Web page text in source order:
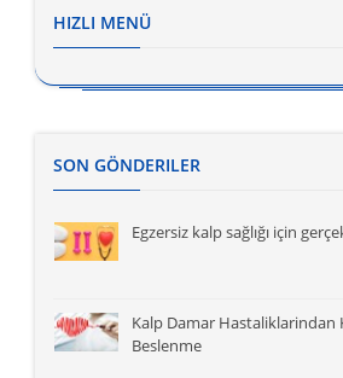
HIZLI MENÜ
SON GÖNDERILER
Egzersiz kalp sağlığı için
Kalp Damar Hastaliklarindan
Beslenme